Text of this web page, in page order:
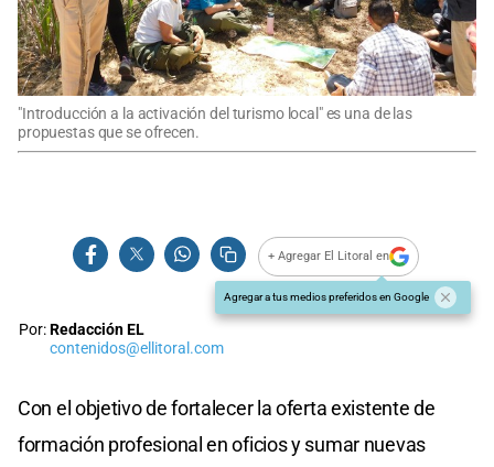
"Introducción a la activación del turismo local" es una de las
propuestas que se ofrecen.
+ Agregar El Litoral en
Agregar a tus medios preferidos en Google
Por:Redacción EL
contenidos@ellitoral.com
Con el objetivo de fortalecer la oferta existente de
formación profesional en oficios y sumar nuevas